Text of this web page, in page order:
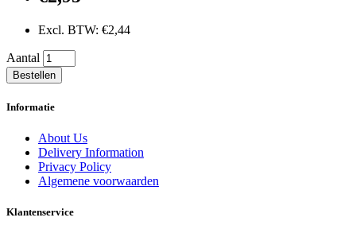
Excl. BTW: €2,44
Aantal
Bestellen
Informatie
About Us
Delivery Information
Privacy Policy
Algemene voorwaarden
Klantenservice